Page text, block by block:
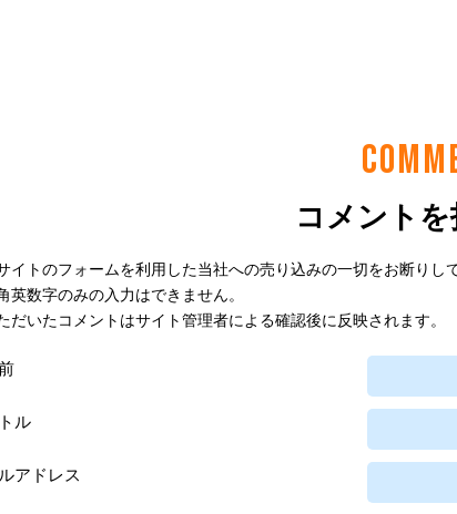
コメント
イトのフォームを利用した当社への売り込みの一切をお断りし
英数字のみの入力はできません。
だいたコメントはサイト管理者による確認後に反映されます。
ル
アドレス